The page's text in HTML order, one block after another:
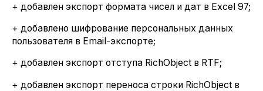
+ добавлен экспорт формата чисел и дат в Excel 97;
+ добавлено шифрование персональных данных
пользователя в Email-экспорте;
+ добавлен экспорт отступа RichObject в RTF;
+ добавлен экспорт переноса строки RichObject в